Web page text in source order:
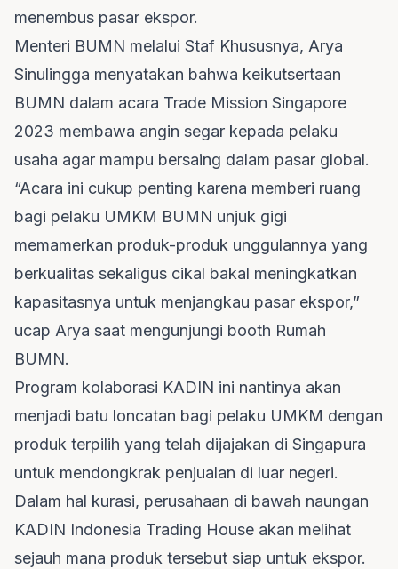
menembus pasar ekspor.
Menteri BUMN melalui Staf Khususnya, Arya
Sinulingga menyatakan bahwa keikutsertaan
BUMN dalam acara Trade Mission Singapore
2023 membawa angin segar kepada pelaku
usaha agar mampu bersaing dalam pasar global.
“Acara ini cukup penting karena memberi ruang
bagi pelaku UMKM BUMN unjuk gigi
memamerkan produk-produk unggulannya yang
berkualitas sekaligus cikal bakal meningkatkan
kapasitasnya untuk menjangkau pasar ekspor,”
ucap Arya saat mengunjungi booth Rumah
BUMN.
Program kolaborasi KADIN ini nantinya akan
menjadi batu loncatan bagi pelaku UMKM dengan
produk terpilih yang telah dijajakan di Singapura
untuk mendongkrak penjualan di luar negeri.
Dalam hal kurasi, perusahaan di bawah naungan
KADIN Indonesia Trading House akan melihat
sejauh mana produk tersebut siap untuk ekspor.